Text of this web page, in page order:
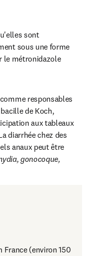
sont
sous une forme
le métronidazole
responsables
de Koch,
aux tableaux
diarrhée chez des
anaux peut être
gonocoque,
France (environ 150